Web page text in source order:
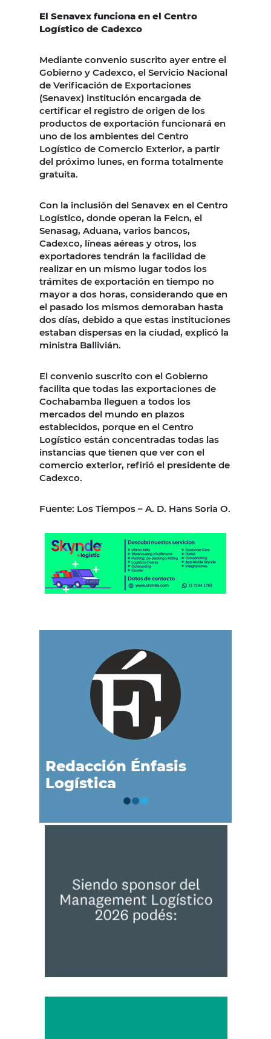
El Senavex funciona en el Centro
Logístico de Cadexco
Mediante convenio suscrito ayer entre el
Gobierno y Cadexco, el Servicio Nacional
de Verificación de Exportaciones
(Senavex) institución encargada de
certificar el registro de origen de los
productos de exportación funcionará en
uno de los ambientes del Centro
Logístico de Comercio Exterior, a partir
del próximo lunes, en forma totalmente
gratuita.
Con la inclusión del Senavex en el Centro
Logístico, donde operan la Felcn, el
Senasag, Aduana, varios bancos,
Cadexco, líneas aéreas y otros, los
exportadores tendrán la facilidad de
realizar en un mismo lugar todos los
trámites de exportación en tiempo no
mayor a dos horas, considerando que en
el pasado los mismos demoraban hasta
dos días, debido a que estas instituciones
estaban dispersas en la ciudad, explicó la
ministra Ballivián.
El convenio suscrito con el Gobierno
facilita que todas las exportaciones de
Cochabamba lleguen a todos los
mercados del mundo en plazos
establecidos, porque en el Centro
Logístico están concentradas todas las
instancias que tienen que ver con el
comercio exterior, refirió el presidente de
Cadexco.
Fuente: Los Tiempos – A. D. Hans Soria O.
Redacción Énfasis
Logística